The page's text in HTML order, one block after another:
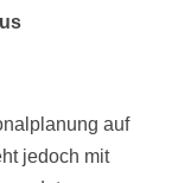
auf
jedoch mit